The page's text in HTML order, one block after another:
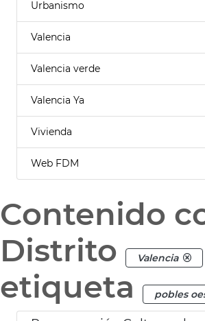
Urbanismo
Valencia
Valencia verde
Valencia Ya
Vivienda
Web FDM
Contenido
Distrito
Valencia
etiqueta
pobles